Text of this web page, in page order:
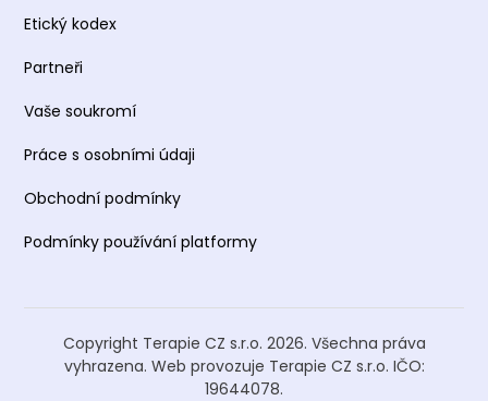
Etický kodex
Partneři
Vaše soukromí
Práce s osobními údaji
Obchodní podmínky
Podmínky používání platformy
Copyright Terapie CZ s.r.o. 2026. Všechna práva
vyhrazena. Web provozuje Terapie CZ s.r.o. IČO:
19644078.